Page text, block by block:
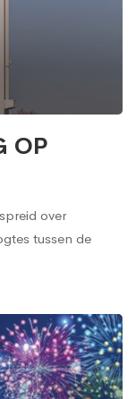
OP
over
tussen de